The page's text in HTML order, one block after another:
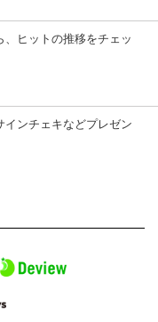
ヒットの推移をチェッ
ンチェキなどプレゼン